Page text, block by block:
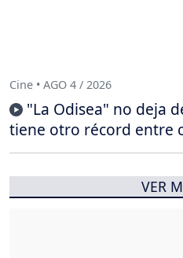
Cine • AGO 4 / 2026
"La Odisea" no deja
tiene otro récord entre
VER